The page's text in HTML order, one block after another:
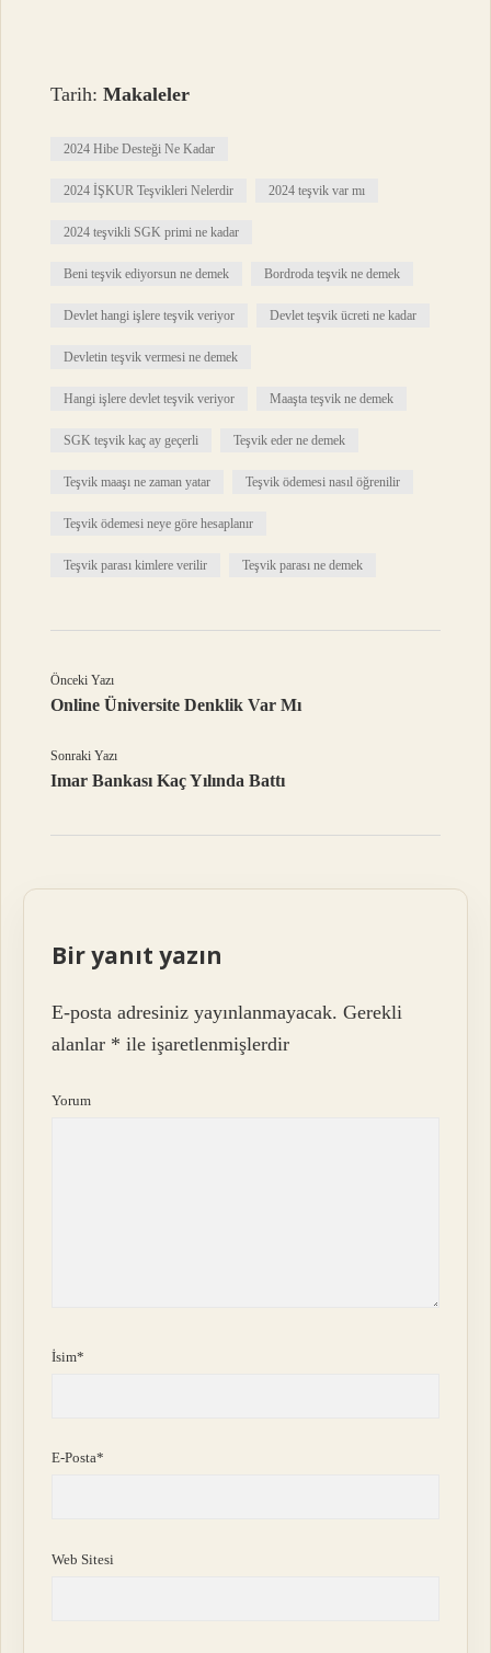
Tarih:Makaleler
2024 Hibe Desteği Ne Kadar
2024 İŞKUR Teşvikleri Nelerdir 2024 teşvik var mı
2024 teşvikli SGK primi ne kadar
Beni teşvik ediyorsun ne demek Bordroda teşvik ne demek
Devlet hangi işlere teşvik veriyor Devlet teşvik ücreti ne kadar
Devletin teşvik vermesi ne demek
Hangi işlere devlet teşvik veriyor Maaşta teşvik ne demek
SGK teşvik kaç ay geçerli Teşvik eder ne demek
Teşvik maaşı ne zaman yatar Teşvik ödemesi nasıl öğrenilir
Teşvik ödemesi neye göre hesaplanır
Teşvik parası kimlere verilir Teşvik parası ne demek
Önceki Yazı
Online Üniversite Denklik Var Mı
Sonraki Yazı
Imar Bankası Kaç Yılında Battı
Bir yanıt yazın
E-posta adresiniz yayınlanmayacak. Gerekli
alanlar * ile işaretlenmişlerdir
Yorum
İsim*
E-Posta*
Web Sitesi